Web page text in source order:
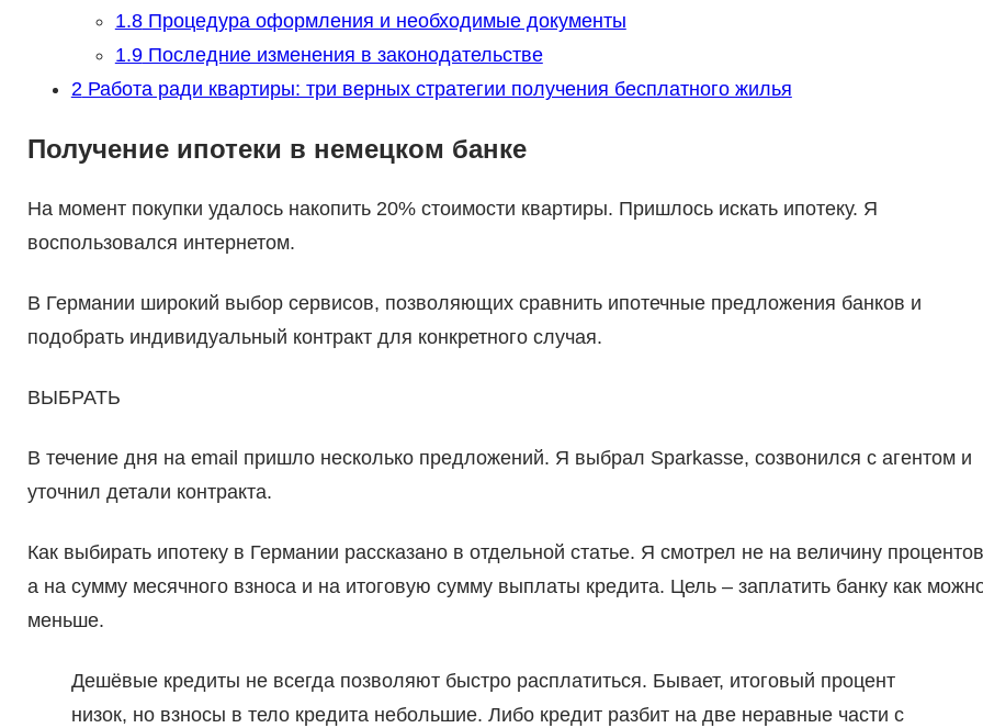
1.8Процедура оформления и необходимые документы
1.9Последние изменения в законодательстве
2Работа ради квартиры: три верных стратегии получения бесплатного жилья
Получение ипотеки в немецком банке
На момент покупки удалось накопить 20% стоимости квартиры. Пришлось искать ипотеку. Я
воспользовался интернетом.
В Германии широкий выбор сервисов, позволяющих сравнить ипотечные предложения банков и
подобрать индивидуальный контракт для конкретного случая.
ВЫБРАТЬ
В течение дня на email пришло несколько предложений. Я выбрал Sparkasse, созвонился с агентом и
уточнил детали контракта.
Как выбирать ипотеку в Германии рассказано в отдельной статье. Я смотрел не на величину
а на сумму месячного взноса и на итоговую сумму выплаты кредита. Цель – заплатить банку как
меньше.
Дешёвые кредиты не всегда позволяют быстро расплатиться. Бывает, итоговый процент
низок, но взносы в тело кредита небольшие. Либо кредит разбит на две неравные части с